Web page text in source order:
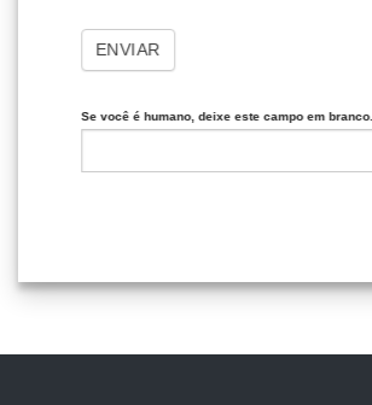
ENVIAR
Se você é humano, deixe este campo em branco.